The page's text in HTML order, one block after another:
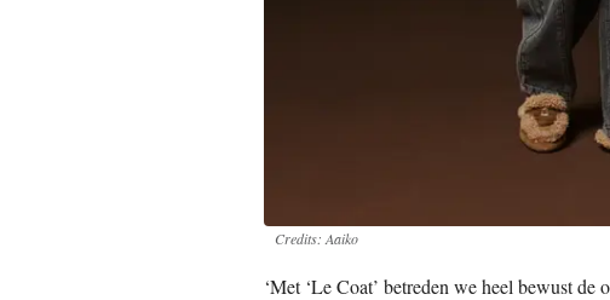
Credits: Aaiko
‘Met ‘Le Coat’ betreden we heel bewust de